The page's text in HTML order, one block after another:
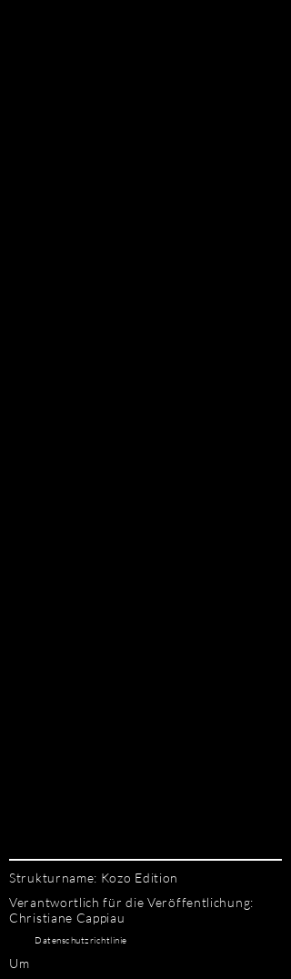
Strukturname: Kozo Edition
Verantwortlich für die Veröffentlichung:
Christiane Cappiau
Datenschutzrichtlinie
Um